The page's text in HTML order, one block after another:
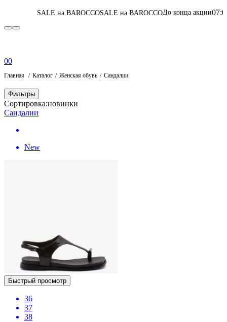
на BAROCCO SALE на BAROCCO До конца акции07:08:13:02
00
Главная Каталог Женская обувь Сандалии
Фильтры
Сортировка:новинки
Сандалии
New
Быстрый просмотр
36
37
38